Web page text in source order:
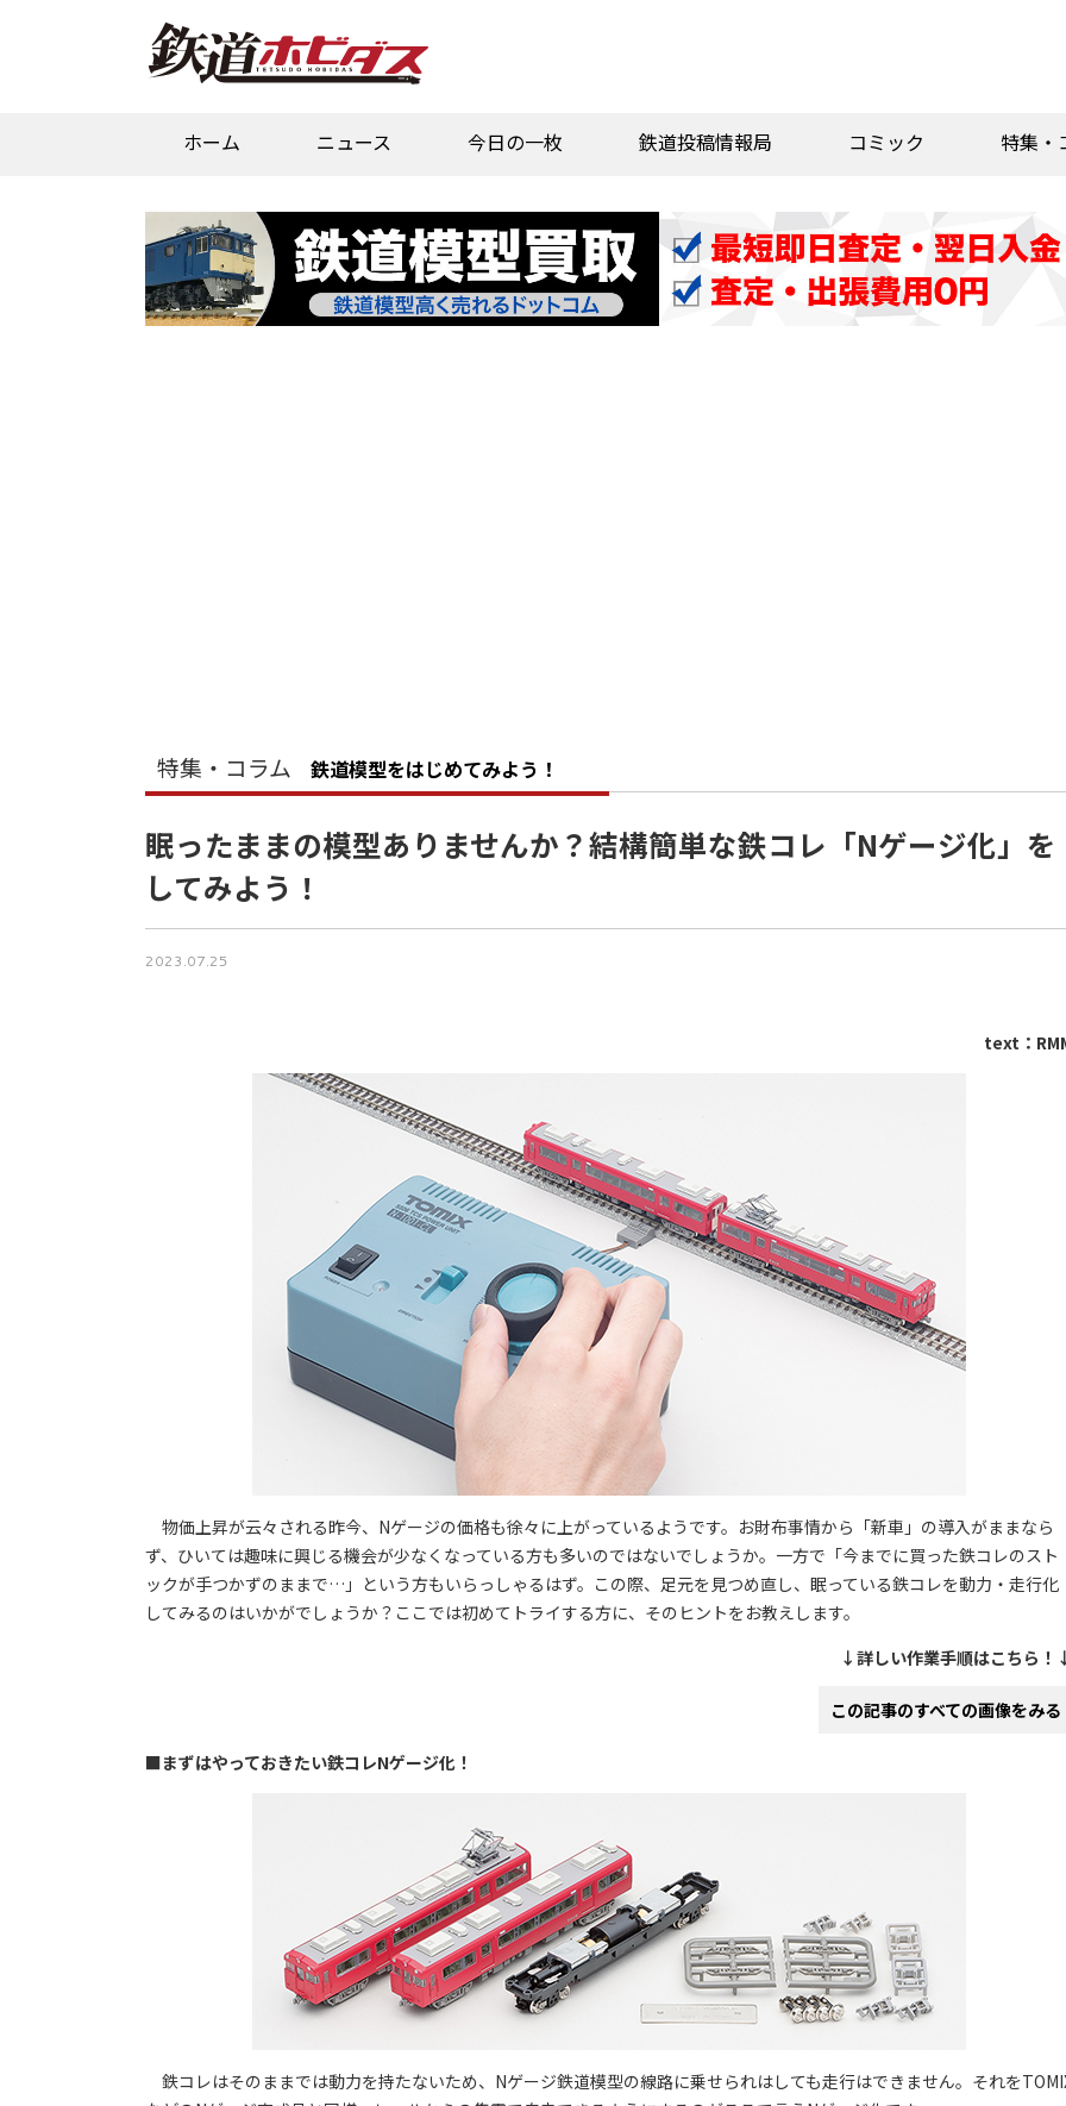
ホーム ニュース 今日の一枚 鉄道投稿情報局 コミック 特集・
特集・コラム 鉄道模型をはじめてみよう！
眠ったままの模型ありませんか？結構簡単な鉄コレ「Nゲージ化」を
してみよう！
2023.07.25
text：
物価上昇が云々される昨今、Nゲージの価格も徐々に上がっているようです。お財布事情から「新車」の導入がままなら
ず、ひいては趣味に興じる機会が少なくなっている方も多いのではないでしょうか。一方で「今までに買った鉄コレのスト
ックが手つかずのままで…」という方もいらっしゃるはず。この際、足元を見つめ直し、眠っている鉄コレを動力・走行化
してみるのはいかがでしょうか？ここでは初めてトライする方に、そのヒントをお教えします。
↓詳しい作業手順はこちら
この記事のすべての画像をみる
■まずはやっておきたい鉄コレNゲージ化！
鉄コレはそのままでは動力を持たないため、Nゲージ鉄道模型の線路に乗せられはしても走行はできません。それを